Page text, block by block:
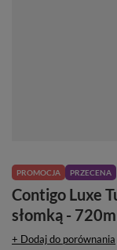
PROMOCJA PRZECENA
Contigo Luxe
słomką -
+ Dodaj do porównania